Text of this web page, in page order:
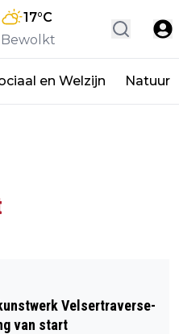
17°C
Bewolkt
en Welzijn Natuur
Velsertraverse-
van start